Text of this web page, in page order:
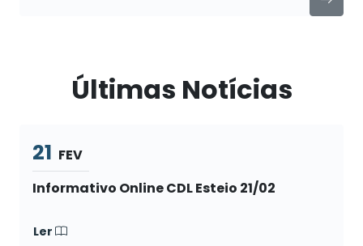
Últimas Notícias
21 FEV
Informativo Online CDL Esteio 21/02
Ler